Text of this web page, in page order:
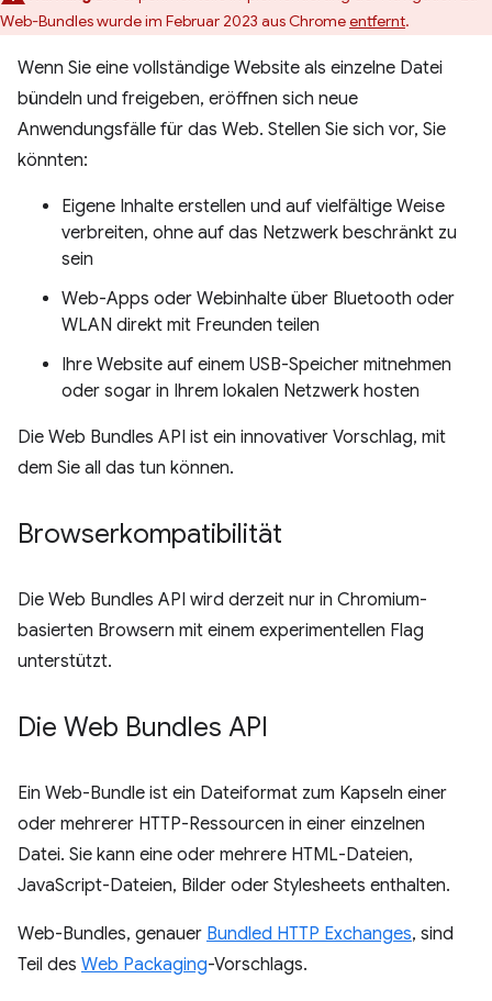
Web-Bundles wurde im Februar 2023 aus Chromeentfernt.
Wenn Sie eine vollständige Website als einzelne Datei
bündeln und freigeben, eröffnen sich neue
Anwendungsfälle für das Web. Stellen Sie sich vor, Sie
könnten:
Eigene Inhalte erstellen und auf vielfältige Weise
verbreiten, ohne auf das Netzwerk beschränkt zu
sein
Web-Apps oder Webinhalte über Bluetooth oder
WLAN direkt mit Freunden teilen
Ihre Website auf einem USB-Speicher mitnehmen
oder sogar in Ihrem lokalen Netzwerk hosten
Die Web Bundles API ist ein innovativer Vorschlag, mit
dem Sie all das tun können.
Browserkompatibilität
Die Web Bundles API wird derzeit nur in Chromium-
basierten Browsern mit einem experimentellen Flag
unterstützt.
Die Web Bundles API
Ein Web-Bundle ist ein Dateiformat zum Kapseln einer
oder mehrerer HTTP-Ressourcen in einer einzelnen
Datei. Sie kann eine oder mehrere HTML-Dateien,
JavaScript-Dateien, Bilder oder Stylesheets enthalten.
Web-Bundles, genauer Bundled HTTP Exchanges, sind
Teil des Web Packaging-Vorschlags.